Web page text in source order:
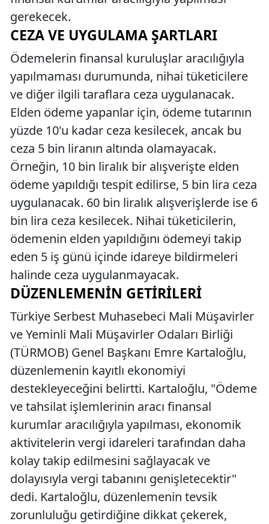
gerekecek.
CEZA VE UYGULAMA ŞARTLARI
Ödemelerin finansal kuruluşlar aracılığıyla
yapılmaması durumunda, nihai tüketicilere
ve diğer ilgili taraflara ceza uygulanacak.
Elden ödeme yapanlar için, ödeme tutarının
yüzde 10'u kadar ceza kesilecek, ancak bu
ceza 5 bin liranın altında olamayacak.
Örneğin, 10 bin liralık bir alışverişte elden
ödeme yapıldığı tespit edilirse, 5 bin lira ceza
uygulanacak. 60 bin liralık alışverişlerde ise 6
bin lira ceza kesilecek. Nihai tüketicilerin,
ödemenin elden yapıldığını ödemeyi takip
eden 5 iş günü içinde idareye bildirmeleri
halinde ceza uygulanmayacak.
DÜZENLEMENIN GETIRILERI
Türkiye Serbest Muhasebeci Mali Müşavirler
ve Yeminli Mali Müşavirler Odaları Birliği
(TÜRMOB) Genel Başkanı Emre Kartaloğlu,
düzenlemenin kayıtlı ekonomiyi
destekleyeceğini belirtti. Kartaloğlu, "Ödeme
ve tahsilat işlemlerinin aracı finansal
kurumlar aracılığıyla yapılması, ekonomik
aktivitelerin vergi idareleri tarafından daha
kolay takip edilmesini sağlayacak ve
dolayısıyla vergi tabanını genişletecektir"
dedi. Kartaloğlu, düzenlemenin tevsik
zorunluluğu getirdiğine dikkat çekerek,